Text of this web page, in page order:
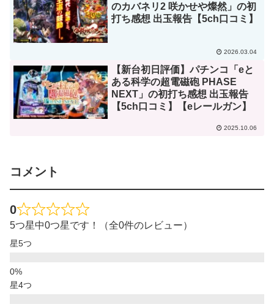
のカバネリ2 咲かせや燦然」の初
打ち感想 出玉報告【5ch口コミ】
2026.03.04
【新台初日評価】パチンコ「eと
ある科学の超電磁砲 PHASE
NEXT」の初打ち感想 出玉報告
【5ch口コミ】【eレールガン】
2025.10.06
コメント
0
5つ星中0つ星です！（全0件のレビュー）
星5つ
星4つ